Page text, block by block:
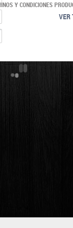
Y CONDICIONES
VER